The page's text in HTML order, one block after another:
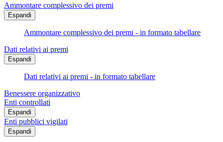
Ammontare complessivo dei premi
Espandi
Ammontare complessivo dei premi - in formato tabellare
Dati relativi ai premi
Espandi
Dati relativi ai premi - in formato tabellare
Benessere organizzativo
Enti controllati
Espandi
Enti pubblici vigilati
Espandi